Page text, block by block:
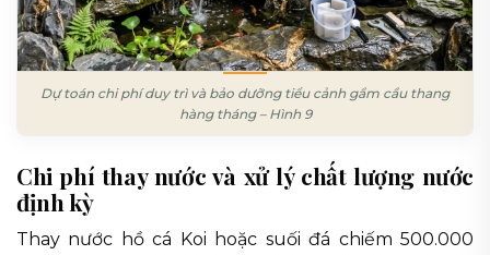
Dự toán chi phí duy trì và bảo dưỡng tiểu cảnh gầm cầu thang
hàng tháng – Hình 9
Chi phí thay nước và xử lý chất lượng nước
định kỳ
Thay nước hồ cá Koi hoặc suối đá chiếm 500.000